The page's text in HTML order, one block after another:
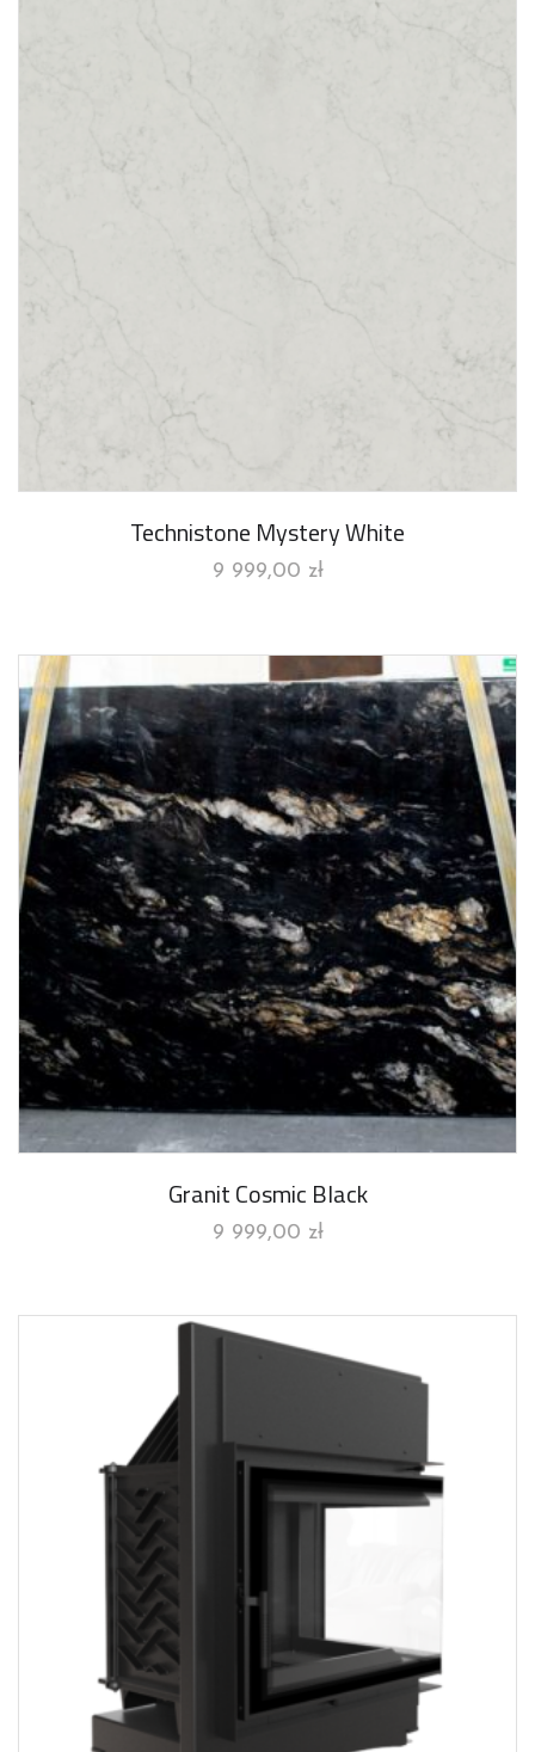
Technistone Mystery White
9 999,00 zł
Granit Cosmic Black
9 999,00 zł